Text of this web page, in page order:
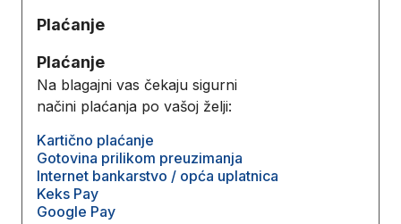
Plaćanje
Plaćanje
Na blagajni vas čekaju sigurni
načini plaćanja po vašoj želji:
Kartično plaćanje
Gotovina prilikom preuzimanja
Internet bankarstvo / opća uplatnica
Keks Pay
Google Pay